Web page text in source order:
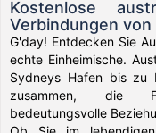
Kostenlose
Verbindungen
G'day! Entdecken Sie
echte Einheimische.
Sydneys Hafen bis zu
zusammen, die
bedeutungsvolle